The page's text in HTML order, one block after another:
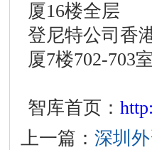
厦16楼全层
登尼特公司香
厦7楼702-703
智库首页：
上一篇： 深圳